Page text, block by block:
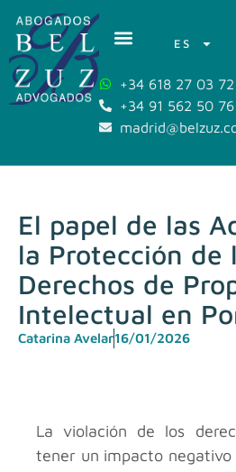
ES
+34 618 27 03 72
+34 91 562 50 76
El papel de las
la Protección de
Derechos de
Intelectual en
Catarina Avelar16/01/2026
La violación de los
tener un impacto